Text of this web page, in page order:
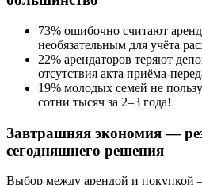
73% ошибочно считают
необязательным для учёта
22% арендаторов теряют
отсутствия акта приёма-
19% молодых семей не
сотни тысяч за 2–3 года!
Завтрашняя экономия —
сегодняшнего решения
Выбор между арендой и покупкой